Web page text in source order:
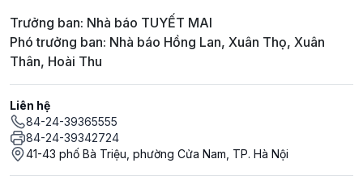
Trưởng ban: Nhà báo TUYẾT MAI
Phó trưởng ban: Nhà báo Hồng Lan, Xuân Thọ, Xuân
Thân, Hoài Thu
Liên hệ
84-24-39365555
84-24-39342724
41-43 phố Bà Triệu, phường Cửa Nam, TP. Hà Nội